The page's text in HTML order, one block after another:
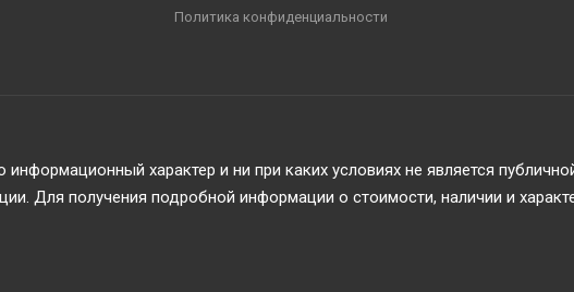
Политика конфиденциальности
характер и ни при каких условиях не является
Для получения подробной информации о стоимости, наличии и